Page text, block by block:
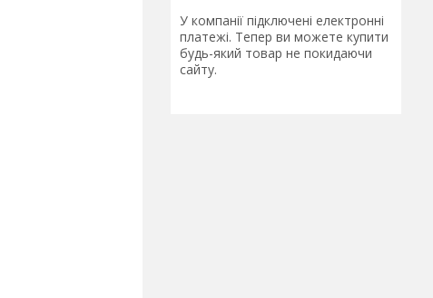
У компанії підключені електронні
платежі. Тепер ви можете купити
будь-який товар не покидаючи
сайту.